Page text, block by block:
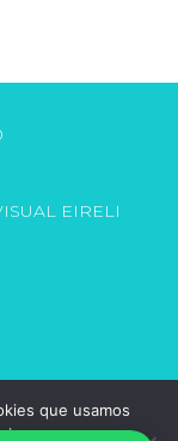
EIRELI
(11) 5581-6149
(11) 98971-1315
que usamos